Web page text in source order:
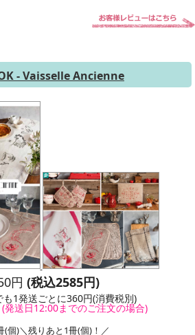
- Vaisselle Ancienne
円 (税込2585円)
1発送ごとに360円(消費税別)
発送日12:00までのご注文の場合)
(個)＼残りあと1冊(個)！／